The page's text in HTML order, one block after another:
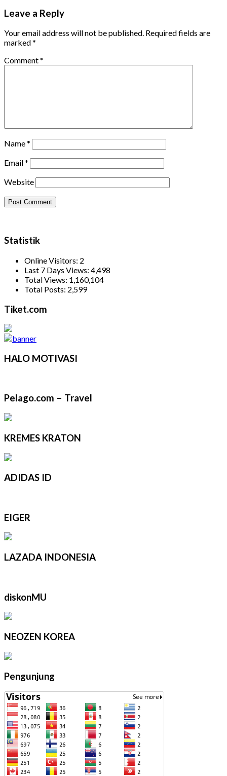
Leave a Reply
Your email address will not be published. Required fields are
marked*
Comment*
Name*
Email*
Website
Statistik
Online Visitors: 2
Last 7 Days Views: 4,498
Total Views: 1,160,104
Total Posts: 2,599
Tiket.com
HALO MOTIVASI
Pelago.com – Travel
KREMES KRATON
ADIDAS ID
EIGER
LAZADA INDONESIA
diskonMU
NEOZEN KOREA
Pengunjung